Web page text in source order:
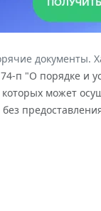
документы.
п "О порядке и
может